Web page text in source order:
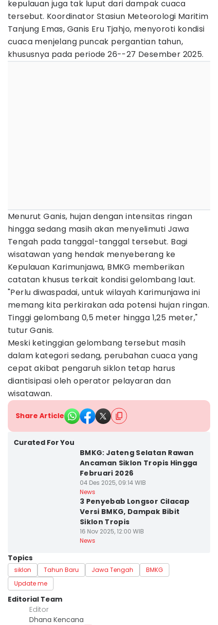
kepulauan juga tak luput dari dampak cuaca
tersebut. Koordinator Stasiun Meteorologi Maritim
Tanjung Emas, Ganis Eru Tjahjo, menyoroti kondisi
cuaca menjelang puncak pergantian tahun,
khususnya pada periode 26--27 Desember 2025.
Menurut Ganis, hujan dengan intensitas ringan
hingga sedang masih akan menyelimuti Jawa
Tengah pada tanggal-tanggal tersebut. Bagi
wisatawan yang hendak menyeberang ke
Kepulauan Karimunjawa, BMKG memberikan
catatan khusus terkait kondisi gelombang laut.
"Perlu diwaspadai, untuk wilayah Karimunjawa ini
memang kita perkirakan ada potensi hujan ringan.
Tinggi gelombang 0,5 meter hingga 1,25 meter,"
tutur Ganis.
Meski ketinggian gelombang tersebut masih
dalam kategori sedang, perubahan cuaca yang
cepat akibat pengaruh siklon tetap harus
diantisipasi oleh operator pelayaran dan
wisatawan.
Share Article
Curated For You
BMKG: Jateng Selatan Rawan
Ancaman Siklon Tropis Hingga
Februari 2026
04 Des 2025, 09:14 WIB
News
3 Penyebab Longsor Cilacap
Versi BMKG, Dampak Bibit
Siklon Tropis
16 Nov 2025, 12:00 WIB
News
Topics
siklon Tahun Baru Jawa Tengah
BMKG
Update me
Editorial Team
Editor
Dhana Kencana